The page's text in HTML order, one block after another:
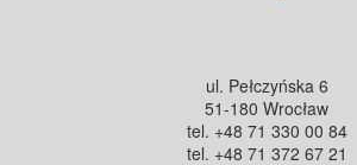
ul. Pełczyńska 6
51-180 Wrocław
tel. +48 71 330 00 84
tel. +48 71 372 67 21